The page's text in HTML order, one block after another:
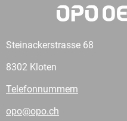
Steinackerstrasse 68
8302 Kloten
Telefonnummern
opo@opo.ch